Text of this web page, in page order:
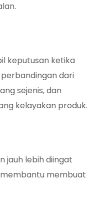
keputusan ketika
dari
sejenis, dan
kelayakan produk.
jauh lebih diingat
membuat